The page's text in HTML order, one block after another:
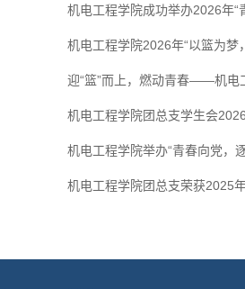
机电工程学院成功举办2026年“
机电工程学院2026年“以篮为梦
迎“篮”而上，燃动青春——机电
机电工程学院团总支学生会
机电工程学院举办“青春向党，
机电工程学院团总支荣获2025